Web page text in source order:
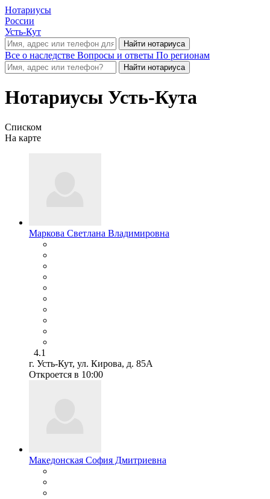
Нотариусы
России
Усть-Кут
Все о наследстве Вопросы и ответы По регионам
Нотариусы Усть-Кута
Списком
На карте
Маркова Светлана Владимировна
4.1
г. Усть-Кут, ул. Кирова, д. 85А
Откроется в 10:00
Македонская София Дмитриевна